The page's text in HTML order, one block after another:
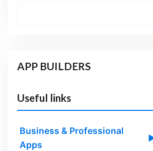
APP BUILDERS
Useful links
Business & Professional
Apps